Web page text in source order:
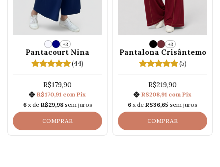
+3
Pantacourt Nina
(44)
R$179,90
R$170,91 com Pix
6 x de R$29,98 sem juros
COMPRAR
+3
Pantalona Crisântemo
(5)
R$219,90
R$208,91 com Pix
6 x de R$36,65 sem juros
COMPRAR